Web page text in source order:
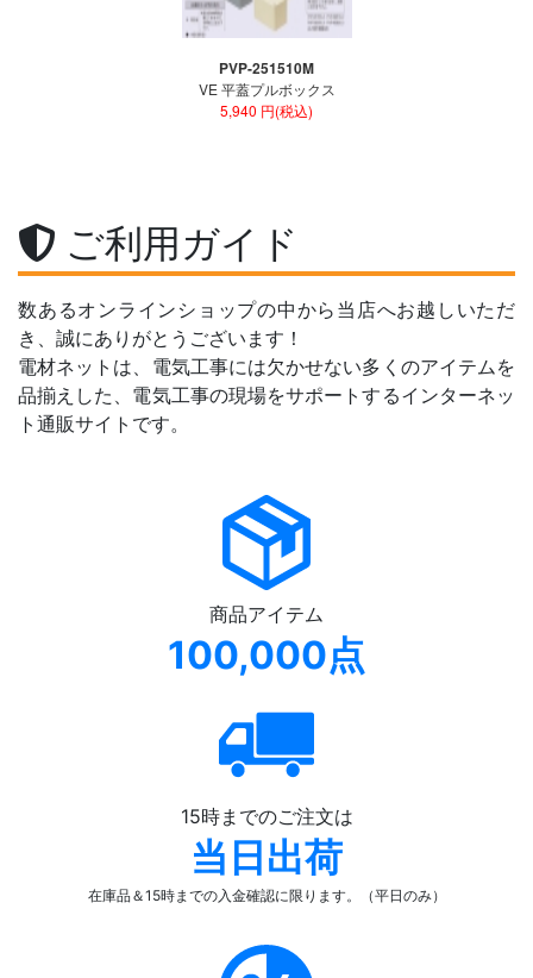
PVP-251510M
VE 平蓋プルボックス
5,940 円(税込)
ご利用ガイド
数あるオンラインショップの中から当店へお越しいただ
き、誠にありがとうございます！
電材ネットは、電気工事には欠かせない多くのアイテムを
品揃えした、電気工事の現場をサポートするインターネッ
ト通販サイトです。
商品アイテム
100,000点
15時までのご注文は
当日出荷
在庫品＆15時までの入金確認に限ります。（平日のみ）